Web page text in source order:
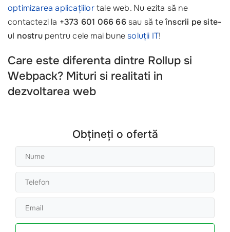
optimizarea aplicațiilortale web. Nu ezita să ne
contactezi la +373 601 066 66sau să teînscrii pe site-
ul nostrupentru cele mai bunesoluții IT!
Care este diferenta dintre Rollup si
Webpack? Mituri si realitati in
dezvoltarea web
Obțineți o ofertă